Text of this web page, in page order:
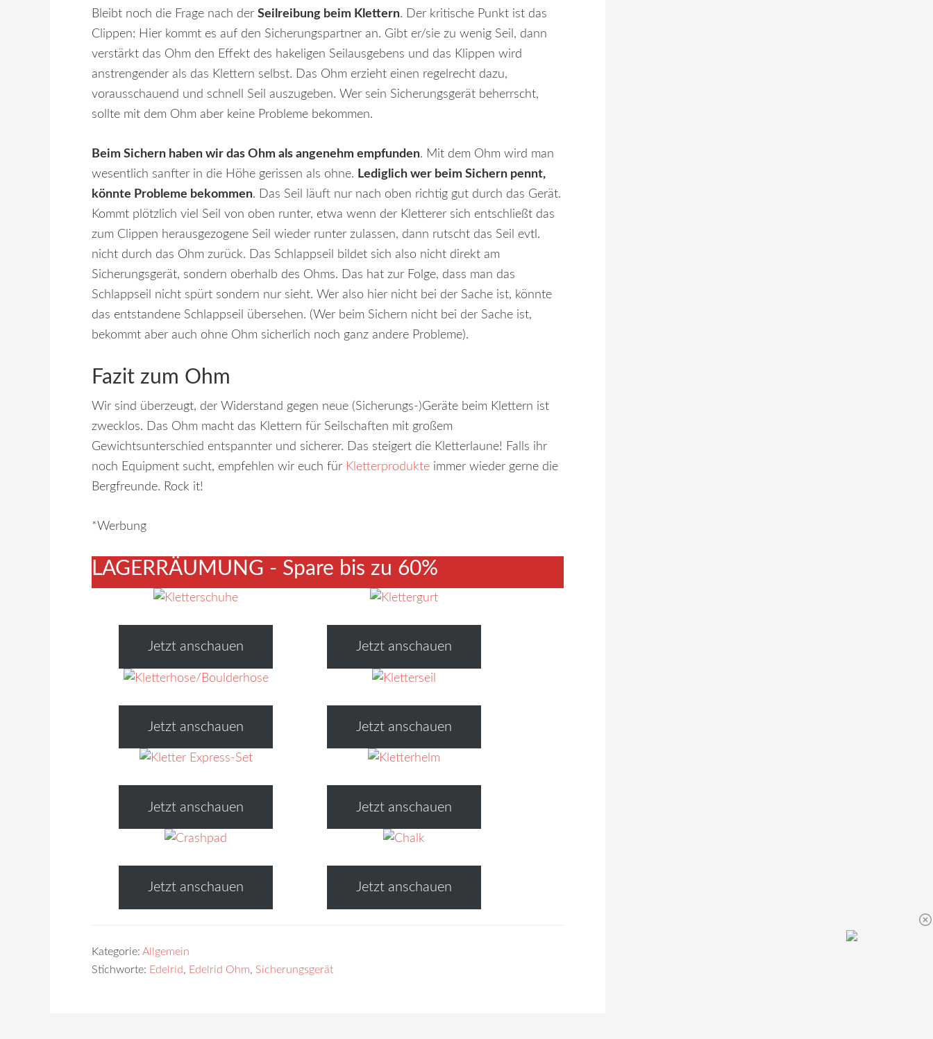
Bleibt noch die Frage nach der Seilreibung beim Klettern. Der kritische Punkt ist das
Clippen: Hier kommt es auf den Sicherungspartner an. Gibt er/sie zu wenig Seil, dann
verstärkt das Ohm den Effekt des hakeligen Seilausgebens und das Klippen wird
anstrengender als das Klettern selbst. Das Ohm erzieht einen regelrecht dazu,
vorausschauend und schnell Seil auszugeben. Wer sein Sicherungsgerät beherrscht,
sollte mit dem Ohm aber keine Probleme bekommen.
Beim Sichern haben wir das Ohm als angenehm empfunden. Mit dem Ohm wird man
wesentlich sanfter in die Höhe gerissen als ohne. Lediglich wer beim Sichern pennt,
könnte Probleme bekommen. Das Seil läuft nur nach oben richtig gut durch das Gerät.
Kommt plötzlich viel Seil von oben runter, etwa wenn der Kletterer sich entschließt das
zum Clippen herausgezogene Seil wieder runter zulassen, dann rutscht das Seil evtl.
nicht durch das Ohm zurück. Das Schlappseil bildet sich also nicht direkt am
Sicherungsgerät, sondern oberhalb des Ohms. Das hat zur Folge, dass man das
Schlappseil nicht spürt sondern nur sieht. Wer also hier nicht bei der Sache ist, könnte
das entstandene Schlappseil übersehen. (Wer beim Sichern nicht bei der Sache ist,
bekommt aber auch ohne Ohm sicherlich noch ganz andere Probleme).
Fazit zum Ohm
Wir sind überzeugt, der Widerstand gegen neue (Sicherungs-)Geräte beim Klettern ist
zwecklos. Das Ohm macht das Klettern für Seilschaften mit großem
Gewichtsunterschied entspannter und sicherer. Das steigert die Kletterlaune! Falls ihr
noch Equipment sucht, empfehlen wir euch für Kletterprodukte immer wieder gerne die
Bergfreunde. Rock it!
*Werbung
LAGERRÄUMUNG - Spare bis zu 60%
Jetzt anschauen Jetzt anschauen
Jetzt anschauen Jetzt anschauen
Jetzt anschauen Jetzt anschauen
Jetzt anschauen Jetzt anschauen
Kategorie: Allgemein
Stichworte: Edelrid, Edelrid Ohm, Sicherungsgerät